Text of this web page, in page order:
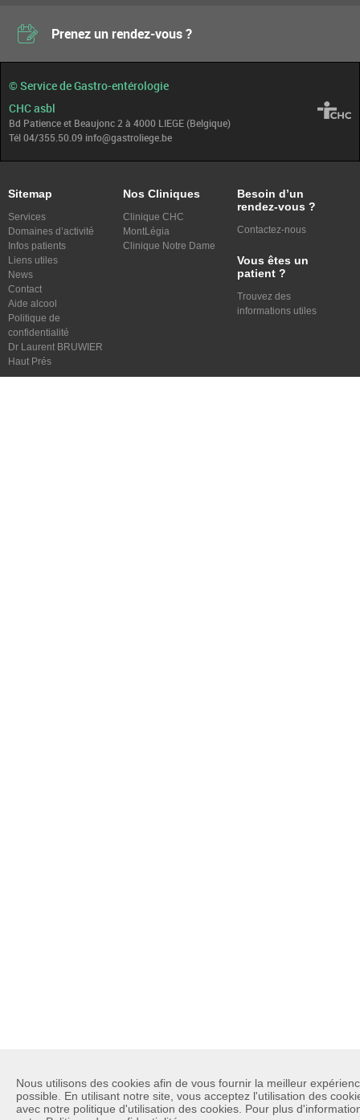
Prenez un rendez-vous ?
Nous utilisons des cookies afin de vous fournir la meilleur
possible. En utilisant notre site, vous acceptez l'utilisation des
avec notre politique d'utilisation des cookies. Pour plus
© Service de Gastro-entérologie
CHC asbl
Bd Patience et Beaujonc 2 à 4000 LIEGE (Belgique)
Tél 04/355.50.09 info@gastroliege.be
Sitemap
Services
Domaines d’activité
Infos patients
Liens utiles
News
Contact
Aide alcool
Politique de
confidentialité
Dr Laurent BRUWIER
Haut Prés
Nos Cliniques
Clinique CHC
MontLégia
Clinique Notre Dame
Besoin d’un
rendez-vous ?
Contactez-nous
Vous êtes un
patient ?
Trouvez des
informations utiles